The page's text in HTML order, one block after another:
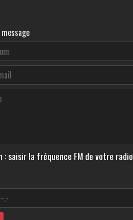
message
: saisir la fréquence FM de votre radio